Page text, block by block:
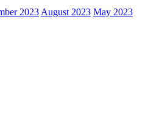
2023 August 2023 May 2023